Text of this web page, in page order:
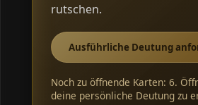
rutschen.
Ausführliche Deutung
Noch zu öffnende Karten: 6.
deine persönliche Deutung zu